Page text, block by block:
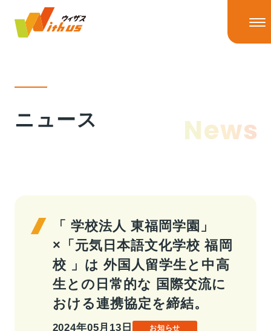
事業情報
事業情報トップ
高校・大学事業
カンパニー
学習塾事業
カンパニー
キャリア支援事業
カンパニー制度
企業情報
ニュース News
「 学校法人 東福岡学園」
×「元気日本語文化学校 福岡
校 」は 外国人留学生と中高
生との日常的な 国際交流に
おける連携協定を締結。
2024年05月13日 お知らせ